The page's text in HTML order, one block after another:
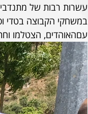
עשרות רבות של
במשחקי הקבוצה בטדי
עםהאוהדים, הצטלמו